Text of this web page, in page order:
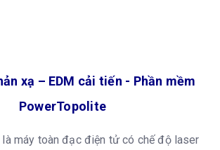
xạ – EDM cải tiến - Phần mềm
PowerTopolite
máy toàn đạc điện tử có chế độ laser